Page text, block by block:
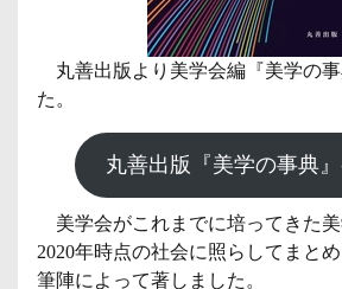
丸善出版より美学会編『美学の
た。
丸善出版『美学の事典
美学会がこれまでに培ってきた
2020年時点の社会に照らしてまと
筆陣によって著しました。